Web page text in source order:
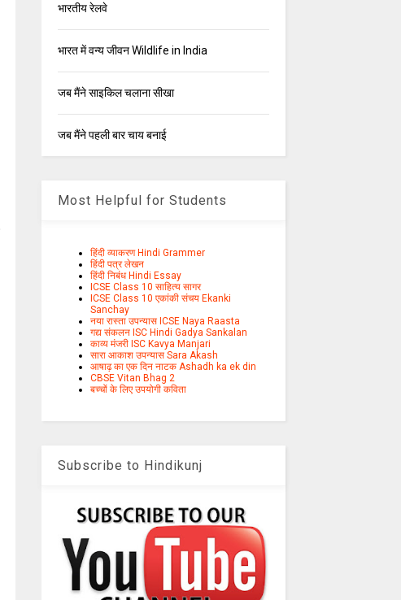
भारतीय रेलवे
भारत में वन्य जीवन Wildlife in India
जब मैंने साइकिल चलाना सीखा
जब मैंने पहली बार चाय बनाई
Most Helpful for Students
हिंदी व्याकरण Hindi Grammer
हिंदी पत्र लेखन
हिंदी निबंध Hindi Essay
ICSE Class 10 साहित्य सागर
ICSE Class 10 एकांकी संचय Ekanki
Sanchay
नया रास्ता उपन्यास ICSE Naya Raasta
गद्य संकलन ISC Hindi Gadya Sankalan
काव्य मंजरी ISC Kavya Manjari
सारा आकाश उपन्यास Sara Akash
आषाढ़ का एक दिन नाटक Ashadh ka ek din
CBSE Vitan Bhag 2
बच्चों के लिए उपयोगी कविता
Subscribe to Hindikunj